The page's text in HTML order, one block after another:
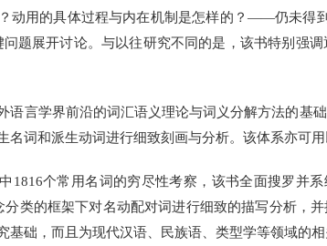
动用的具体过程与内在机制是怎样的？——仍未得
题展开讨论。与以往研究不同的是，该书特别强
言学界前沿的词汇语义理论与词义分解方法的基
名词和派生动词进行细致刻画与分析。该体系亦可
个常用名词的穷尽性考察，该书全面搜罗并系
分类的框架下对名动配对词进行细致的描写分析，
基础，而且为现代汉语、民族语、类型学等领域的相